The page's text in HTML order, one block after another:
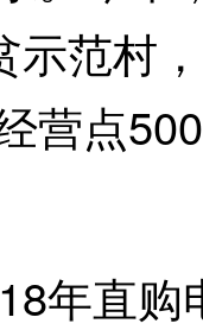
示范村
营点
直购